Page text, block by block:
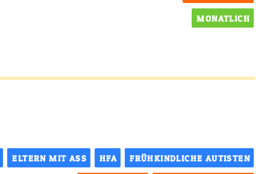
MONATLICH
ELTERN MIT ASS HFA FRÜHKINDLICHE AUTISTEN